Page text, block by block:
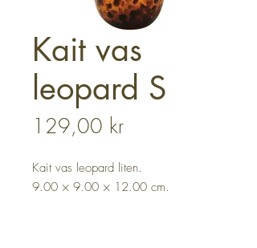
Kait vas
leopard S
129,00 krPris
Kait vas leopard liten.
9.00 × 9.00 × 12.00 cm.